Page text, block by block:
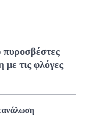
τις φλόγες